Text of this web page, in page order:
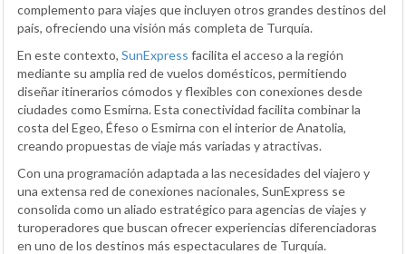
complemento para viajes que incluyen otros grandes destinos del
país, ofreciendo una visión más completa de Turquía.
En este contexto, SunExpress facilita el acceso a la región
mediante su amplia red de vuelos domésticos, permitiendo
diseñar itinerarios cómodos y flexibles con conexiones desde
ciudades como Esmirna. Esta conectividad facilita combinar la
costa del Egeo, Éfeso o Esmirna con el interior de Anatolia,
creando propuestas de viaje más variadas y atractivas.
Con una programación adaptada a las necesidades del viajero y
una extensa red de conexiones nacionales, SunExpress se
consolida como un aliado estratégico para agencias de viajes y
turoperadores que buscan ofrecer experiencias diferenciadoras
en uno de los destinos más espectaculares de Turquía.